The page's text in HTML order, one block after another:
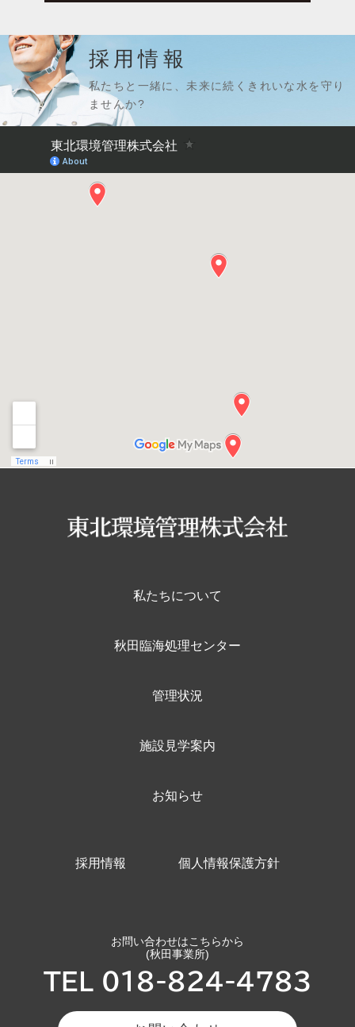
採用情報
私たちと一緒に、未来に続くきれいな水を守り
ませんか?
私たちについて
秋田臨海処理センター
管理状況
施設見学案内
お知らせ
採用情報 個人情報保護方針
お問い合わせはこちらから
(秋田事業所)
TEL 018-824-4783